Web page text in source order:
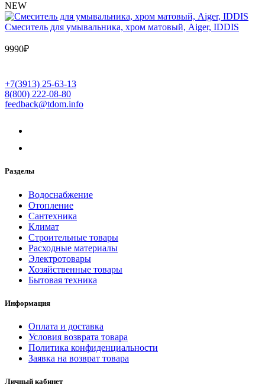
NEW
Cмеситель для умывальника, хром матовый, Aiger, IDDIS
9990₽
+7(3913) 25-63-13
8(800) 222-08-80
feedback@tdom.info
Разделы
Водоснабжение
Отопление
Сантехника
Климат
Строительные товары
Расходные материалы
Электротовары
Хозяйственные товары
Бытовая техника
Информация
Оплата и доставка
Условия возврата товара
Политика конфиденциальности
Заявка на возврат товара
Личный кабинет